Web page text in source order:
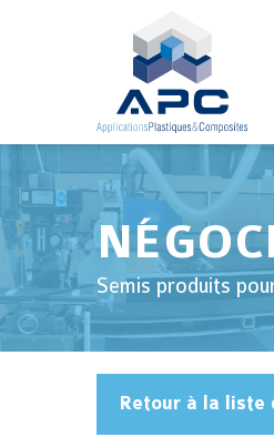
Semis produits
Retour à la liste